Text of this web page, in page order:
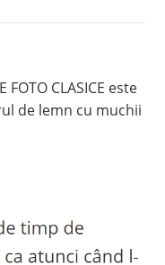
CLASICE este
de lemn cu muchii